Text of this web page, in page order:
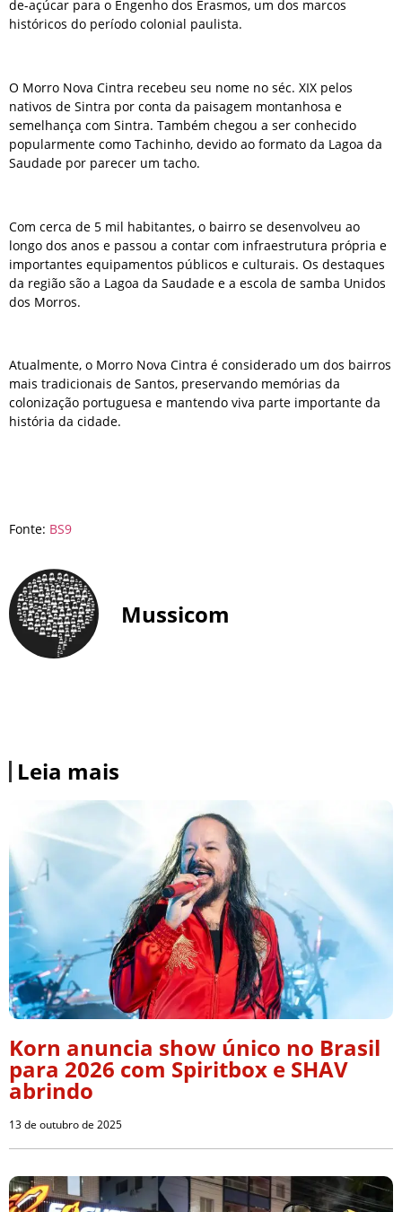
de-açúcar para o Engenho dos Erasmos, um dos marcos
históricos do período colonial paulista.
O Morro Nova Cintra recebeu seu nome no séc. XIX pelos
nativos de Sintra por conta da paisagem montanhosa e
semelhança com Sintra. Também chegou a ser conhecido
popularmente como Tachinho, devido ao formato da Lagoa da
Saudade por parecer um tacho.
Com cerca de 5 mil habitantes, o bairro se desenvolveu ao
longo dos anos e passou a contar com infraestrutura própria e
importantes equipamentos públicos e culturais. Os destaques
da região são a Lagoa da Saudade e a escola de samba Unidos
dos Morros.
Atualmente, o Morro Nova Cintra é considerado um dos bairros
mais tradicionais de Santos, preservando memórias da
colonização portuguesa e mantendo viva parte importante da
história da cidade.
Fonte: BS9
Mussicom
Leia mais
Korn anuncia show único no Brasil
para 2026 com Spiritbox e SHAV
abrindo
13 de outubro de 2025